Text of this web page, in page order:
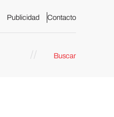
Publicidad Contacto
Buscar